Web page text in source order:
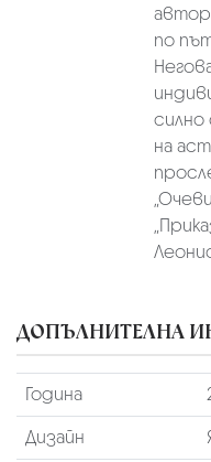
автор
по
на
ДОПЪЛНИТЕЛНА
Година
Дизайн